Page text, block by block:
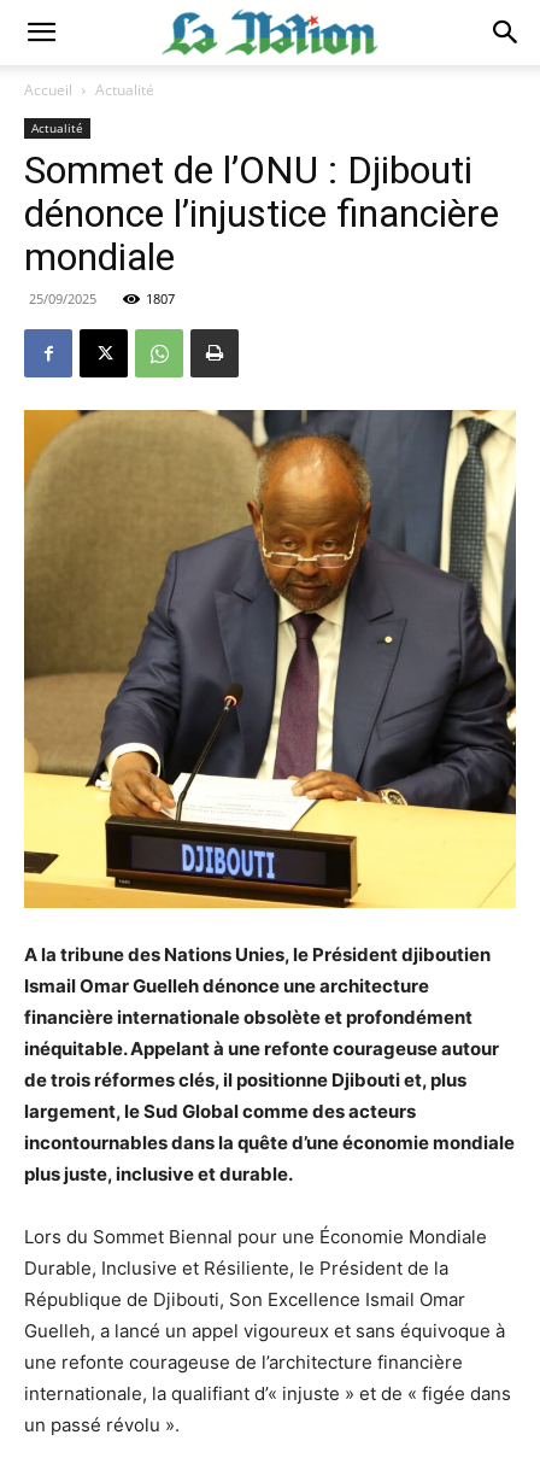
Accueil Actualité
Actualité
Sommet de l’ONU : Djibouti
dénonce l’injustice financière
mondiale
25/09/2025 1807
A la tribune des Nations Unies, le Président djiboutien
Ismail Omar Guelleh dénonce une architecture
financière internationale obsolète et profondément
inéquitable. Appelant à une refonte courageuse autour
de trois réformes clés, il positionne Djibouti et, plus
largement, le Sud Global comme des acteurs
incontournables dans la quête d’une économie mondiale
plus juste, inclusive et durable.
Lors du Sommet Biennal pour une Économie Mondiale
Durable, Inclusive et Résiliente, le Président de la
République de Djibouti, Son Excellence Ismail Omar
Guelleh, a lancé un appel vigoureux et sans équivoque à
une refonte courageuse de l’architecture financière
internationale, la qualifiant d’« injuste » et de « figée dans
un passé révolu ».